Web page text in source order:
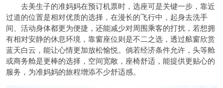
去美生子的准妈妈在预订机票时，选座可是关键一步，靠近
过道的位置是相对优质的选择，在漫长的飞行中，起身去洗手
间、活动身体都更为便捷，还能减少对周围乘客的打扰，若想拥
有相对安静的休息环境，靠窗座位则是不二之选，透过舷窗欣赏
蓝天白云，能让心情更加放松愉悦。倘若经济条件允许，头等舱
或商务舱是更棒的选择，空间宽敞，座椅舒适，能提供更贴心的
服务，为准妈妈的旅程增添不少舒适感。